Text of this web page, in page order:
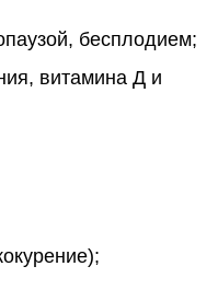
бесплодием;
витамина Д и